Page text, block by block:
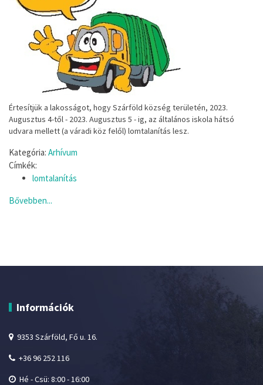
Értesítjük a lakosságot, hogy Szárföld község területén, 2023.
Augusztus 4-től - 2023. Augusztus 5 - ig, az általános iskola hátsó
udvara mellett (a váradi köz felől) lomtalanítás lesz.
Kategória: Arhívum
Címkék:
lomtalanítás
Bővebben...
Információk
9353 Szárföld, Fő u. 16.
+36 96 252 116
Hé - Csü: 8:00 - 16:00